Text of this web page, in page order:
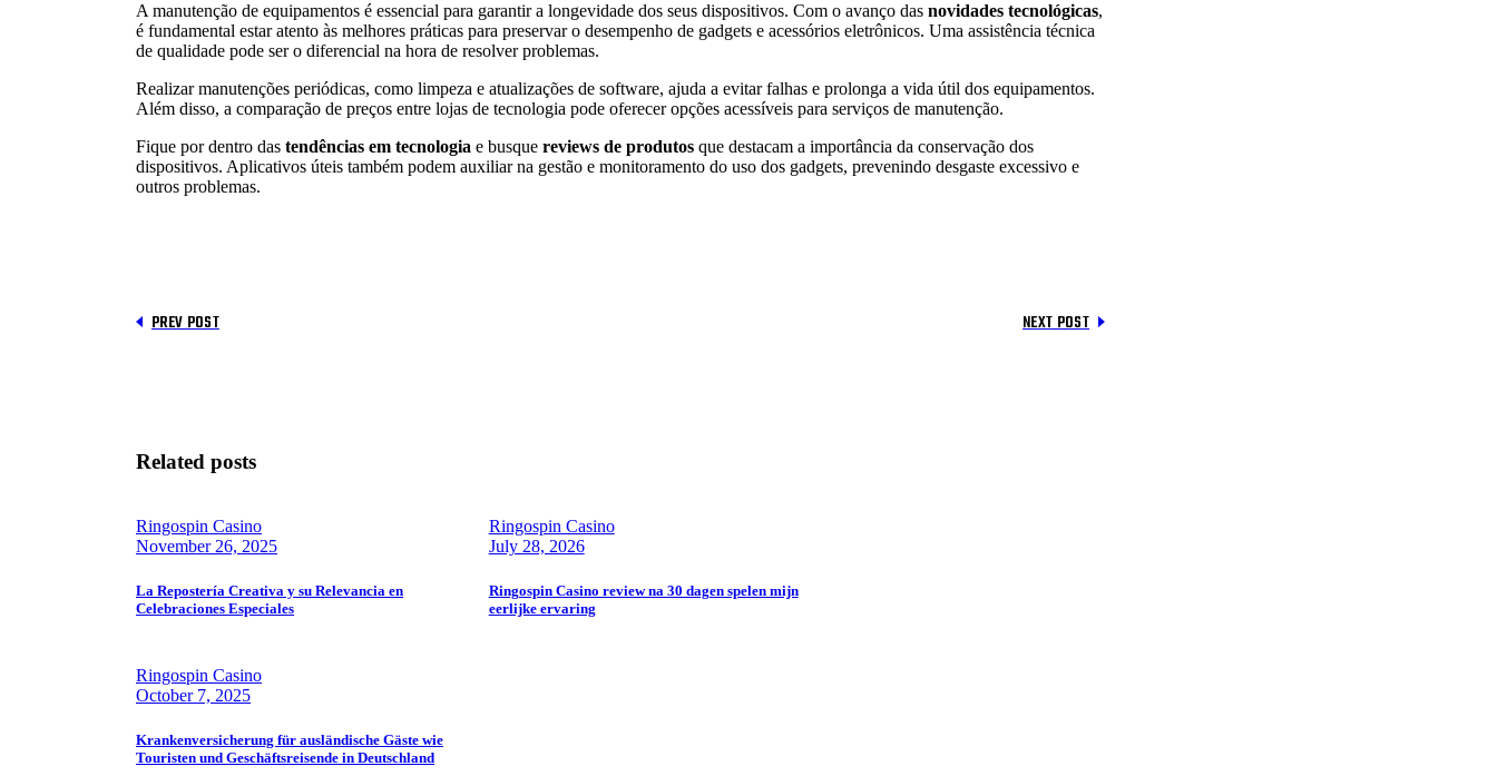
A manutenção de equipamentos é essencial para garantir a longevidade dos seus dispositivos. Com o avanço das novidades tecnológicas,
é fundamental estar atento às melhores práticas para preservar o desempenho de gadgets e acessórios eletrônicos. Uma assistência técnica
de qualidade pode ser o diferencial na hora de resolver problemas.
Realizar manutenções periódicas, como limpeza e atualizações de software, ajuda a evitar falhas e prolonga a vida útil dos equipamentos.
Além disso, a comparação de preços entre lojas de tecnologia pode oferecer opções acessíveis para serviços de manutenção.
Fique por dentro das tendências em tecnologia e busque reviews de produtos que destacam a importância da conservação dos
dispositivos. Aplicativos úteis também podem auxiliar na gestão e monitoramento do uso dos gadgets, prevenindo desgaste excessivo e
outros problemas.
PREV POST NEXT POST
Related posts
Ringospin Casino
November 26, 2025
La Repostería Creativa y su Relevancia en
Celebraciones Especiales
Ringospin Casino
July 28, 2026
Ringospin Casino review na 30 dagen spelen mijn
eerlijke ervaring
Ringospin Casino
October 7, 2025
Krankenversicherung für ausländische Gäste wie
Touristen und Geschäftsreisende in Deutschland